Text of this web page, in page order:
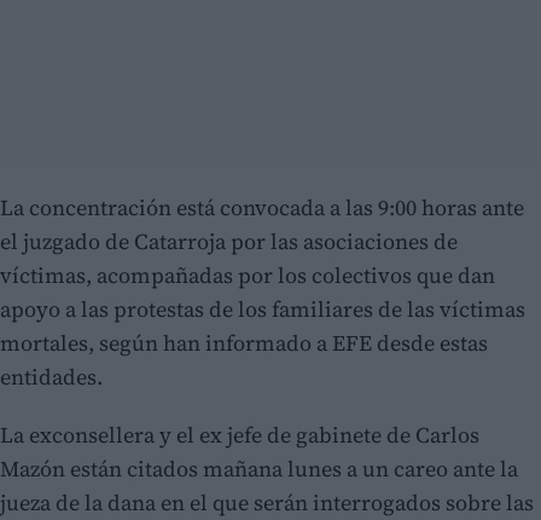
La concentración está convocada a las 9:00 horas ante
el juzgado de Catarroja por las asociaciones de
víctimas, acompañadas por los colectivos que dan
apoyo a las protestas de los familiares de las víctimas
mortales, según han informado a EFE desde estas
entidades.
La exconsellera y el ex jefe de gabinete de Carlos
Mazón están citados mañana lunes a un careo ante la
jueza de la dana en el que serán interrogados sobre las